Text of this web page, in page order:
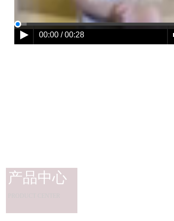
00:00 / 00:28
产品中心